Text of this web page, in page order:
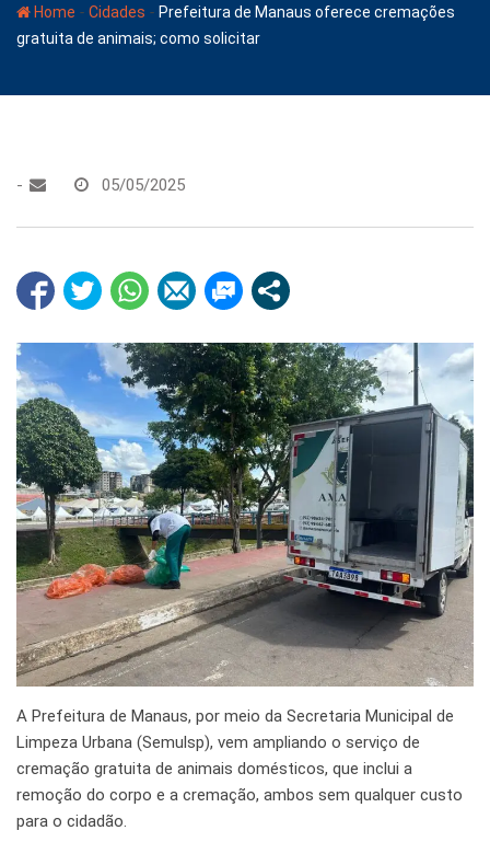
Home - Cidades - Prefeitura de Manaus oferece cremações
gratuita de animais; como solicitar
- 05/05/2025
A Prefeitura de Manaus, por meio da Secretaria Municipal de
Limpeza Urbana (Semulsp), vem ampliando o serviço de
cremação gratuita de animais domésticos, que inclui a
remoção do corpo e a cremação, ambos sem qualquer custo
para o cidadão.